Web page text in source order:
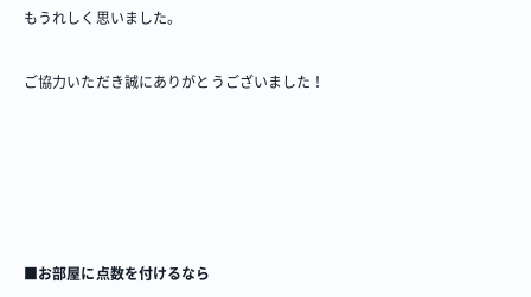
もうれしく思いました。
ご協力いただき誠にありがとうございました！
■お部屋に点数を付けるなら